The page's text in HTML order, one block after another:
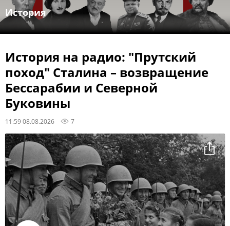
История
История на радио: "Прутский
поход" Сталина – возвращение
Бессарабии и Северной
Буковины
11:59 08.08.2026 7